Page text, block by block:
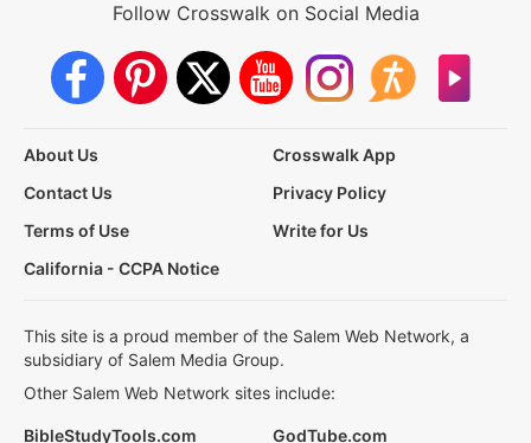
Follow Crosswalk on Social Media
About Us
Crosswalk App
Contact Us
Privacy Policy
Terms of Use
Write for Us
California - CCPA Notice
This site is a proud member of the Salem Web Network, a
subsidiary of Salem Media Group.
Other Salem Web Network sites include:
BibleStudyTools.com GodTube.com